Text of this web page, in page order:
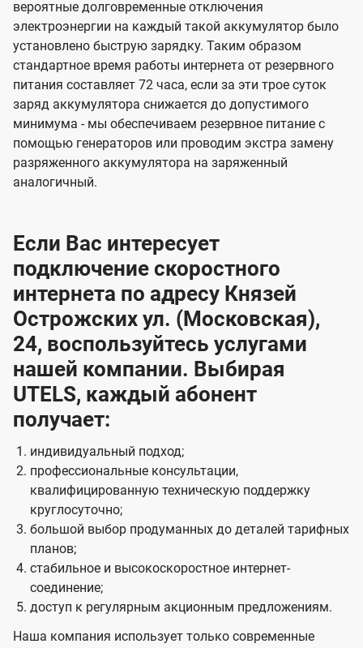
вероятные долговременные отключения
электроэнергии на каждый такой аккумулятор было
установлено быструю зарядку. Таким образом
стандартное время работы интернета от резервного
питания составляет 72 часа, если за эти трое суток
заряд аккумулятора снижается до допустимого
минимума - мы обеспечиваем резервное питание с
помощью генераторов или проводим экстра замену
разряженного аккумулятора на заряженный
аналогичный.
Если Вас интересует
подключение скоростного
интернета по адресу Князей
Острожских ул. (Московская),
24, воспользуйтесь услугами
нашей компании. Выбирая
UTELS, каждый абонент
получает:
индивидуальный подход;
профессиональные консультации,
квалифицированную техническую поддержку
круглосуточно;
большой выбор продуманных до деталей тарифных
планов;
стабильное и высокоскоростное интернет-
соединение;
доступ к регулярным акционным предложениям.
Наша компания использует только современные